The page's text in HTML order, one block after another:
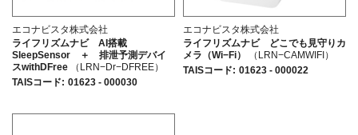
エコナビスタ株式会社
ライフリズムナビ AI搭載
SleepSensor ＋ 排泄予測デバイ
スwithDFree
（LRN−Dr−DFREE）
TAISコード: 01623 - 000030
エコナビスタ株式会社
ライフリズムナビ どこでも見守りカ
メラ（Wi−Fi）
（LRN−CAMWIFI）
TAISコード: 01623 - 000022